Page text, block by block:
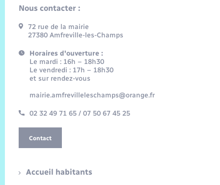
Nous contacter :
72 rue de la mairie
27380 Amfreville-les-Champs
Horaires d'ouverture :
Le mardi : 16h – 18h30
Le vendredi : 17h – 18h30
et sur rendez-vous
mairie.amfrevilleleschamps@orange.fr
02 32 49 71 65 / 07 50 67 45 25
Contact
Accueil habitants